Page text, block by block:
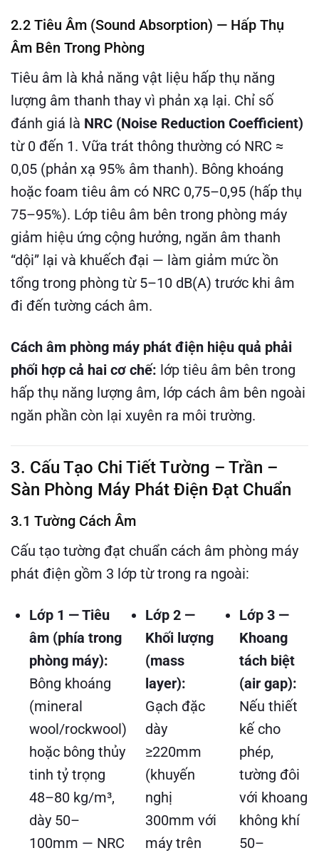
2.2 Tiêu Âm (Sound Absorption) — Hấp Thụ
Âm Bên Trong Phòng
Tiêu âm là khả năng vật liệu hấp thụ năng
lượng âm thanh thay vì phản xạ lại. Chỉ số
đánh giá là NRC (Noise Reduction Coefficient)
từ 0 đến 1. Vữa trát thông thường có NRC ≈
0,05 (phản xạ 95% âm thanh). Bông khoáng
hoặc foam tiêu âm có NRC 0,75–0,95 (hấp thụ
75–95%). Lớp tiêu âm bên trong phòng máy
giảm hiệu ứng cộng hưởng, ngăn âm thanh
“dội” lại và khuếch đại — làm giảm mức ồn
tổng trong phòng từ 5–10 dB(A) trước khi âm
đi đến tường cách âm.
Cách âm phòng máy phát điện hiệu quả phải
phối hợp cả hai cơ chế: lớp tiêu âm bên trong
hấp thụ năng lượng âm, lớp cách âm bên ngoài
ngăn phần còn lại xuyên ra môi trường.
3. Cấu Tạo Chi Tiết Tường – Trần –
Sàn Phòng Máy Phát Điện Đạt Chuẩn
3.1 Tường Cách Âm
Cấu tạo tường đạt chuẩn cách âm phòng máy
phát điện gồm 3 lớp từ trong ra ngoài:
Lớp 1 — Tiêu
âm (phía trong
phòng máy):
Bông khoáng
(mineral
wool/rockwool)
hoặc bông thủy
tinh tỷ trọng
48–80 kg/m³,
dày 50–
100mm — NRC
Lớp 2 —
Khối lượng
(mass
layer):
Gạch đặc
dày
≥220mm
(khuyến
nghị
300mm với
máy trên
Lớp 3 —
Khoang
tách biệt
(air gap):
Nếu thiết
kế cho
phép,
tường đôi
với khoang
không khí
50–